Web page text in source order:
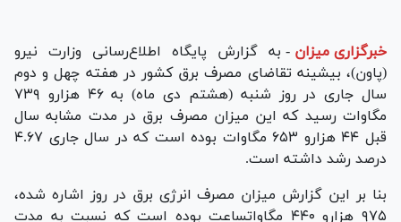
خبرگزاری میزان - به گزارش پایگاه اطلاع‌رسانی وزارت نیرو
(پاون)، بیشینه تقاضای مصرف برق کشور در هفته چهل و دوم
سال جاری در روز شنبه (هشتم دی ماه) به ۴۶ هزارو ۷۳۹
مگاوات رسید که این میزان مصرف برق در مدت مشابه سال
قبل ۴۴ هزارو ۶۵۳ مگاوات بوده است که در سال جاری ۴.۶۷
درصد رشد داشته است.
بنا بر این گزارش میزان مصرف انرژی برق در روز اشاره شده،
۹۷۵ هزارو ۴۴۰ مگاواتساعت بوده است که نسبت به مدت